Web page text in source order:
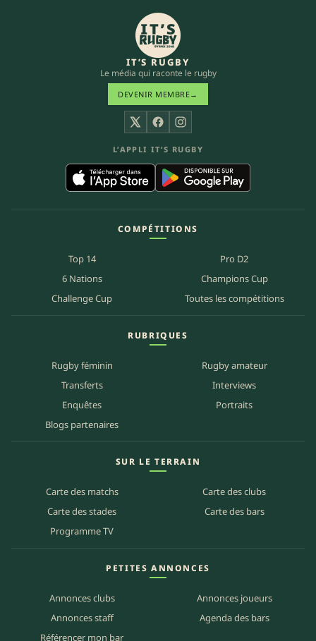
IT’S RUGBY
Le média qui raconte le rugby
DEVENIR MEMBRE→
X FacebookInstagram
L’APPLI IT’S RUGBY
COMPÉTITIONS
Top 14
Pro D2
6 Nations
Champions Cup
Challenge Cup
Toutes les compétitions
RUBRIQUES
Rugby féminin
Rugby amateur
Transferts
Interviews
Enquêtes
Portraits
Blogs partenaires
SUR LE TERRAIN
Carte des matchs
Carte des clubs
Carte des stades
Carte des bars
Programme TV
PETITES ANNONCES
Annonces clubs
Annonces joueurs
Annonces staff
Agenda des bars
Référencer mon bar